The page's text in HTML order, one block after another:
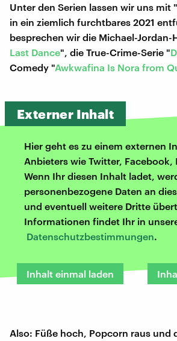
Unter den Serien lassen wir uns mit "
in ein ziemlich furchtbares 2021
besprechen wir die Michael-Jordan-
Last Dance", die True-Crime-Serie "
Comedy "Awkwafina Is Nora from
Externer Inhalt
Hier geht es zu einem externen
Anbieters wie Twitter, Facebook,
Wenn Ihr diesen Inhalt ladet,
personenbezogene Daten an
und eventuell weitere Dritte
Informationen findet Ihr in
Datenschutzbestimmungen.
Inhalt einmal laden
Also: Füße hoch, Popcorn raus und